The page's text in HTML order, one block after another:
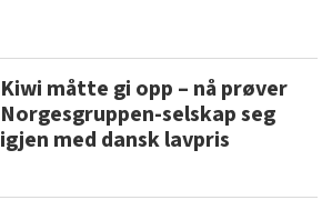
Kiwi måtte gi opp – nå prøver
Norgesgruppen-selskap seg
igjen med dansk lavpris